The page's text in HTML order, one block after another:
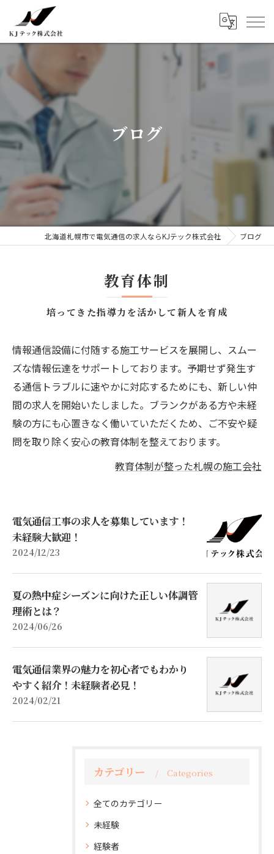
ブログ
北海道札幌市で電気通信の求人ならKJテック株式会社 ブログ
教育体制
培ってきた指導力を活かして新人を育成
情報通信設備に付随する施工サービスを展開し、スムー
ズな情報伝達をサポートしております。予期せず発生す
る通信トラブルに速やかに対応するためにも、新しい仲
間の求人を開始いたしました。ブランクがある方や未経
験の方にも心置きなく働いていただくため、ご不安や疑
問を取り除く安心の教育体制を整えております。
教育体制が整った札幌の施工会社
電気通信工事の求人を募集しています！
未経験大歓迎！
2024/12/23
夏の熱中症シーズンに向けた正しい体調管
理術とは？
2024/06/26
電気通信業界の魅力を初心者でもわかり
やすく紹介！未経験者必見！
2024/02/21
カテゴリー Categories
全てのカテゴリー
未経験
経験者